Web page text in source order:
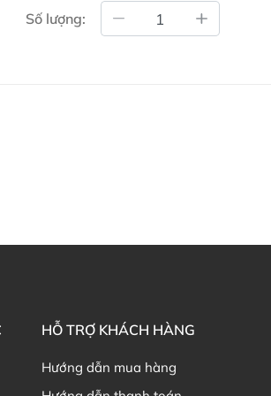
35mg.
(Pantothenic acid from calcium
huyết Healthy Care Sugar Balance
Số lượng:
HỖ TRỢ KHÁCH HÀNG
Hướng dẫn mua hàng